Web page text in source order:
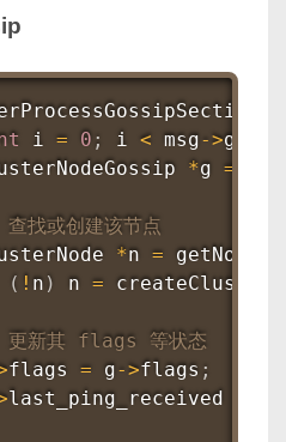
i = 0 ; i < msg->
*g =
找或创建该节点
*n =
( ! n ) n =
新其 flags 等状态
flags = g->flags ;
last_ping_received